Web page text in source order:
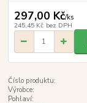
297,00 Kč/ks
245,45 Kč bez DPH
Číslo produktu:
Výrobce:
Pohlaví: